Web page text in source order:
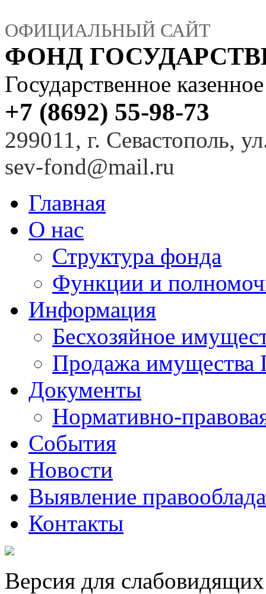
ОФИЦИАЛЬНЫЙ САЙТ
ФОНД
Государственное
+7 (8692) 55-98-73
299011, г. Севастополь,
sev-fond@mail.ru
Главная
О нас
Структура фонда
Функции и
Информация
Бесхозяйное
Продажа имущества
Документы
Нормативно-
События
Новости
Выявление
Контакты
Версия для слабовидящих